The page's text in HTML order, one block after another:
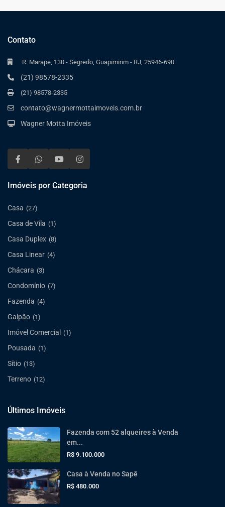
Contato
R. Marape, 130 - Segredo, Guapimirim - RJ, 25946-690
(21) 98578-2335
(21) 98578-2335
contato@wagnermottaimoveis.com.br
Wagner Motta Imóveis
Imóveis por Categoria
Casa (27)
Casa de Vila (1)
Casa Duplex (8)
Casa Linear (4)
Chácara (3)
Condomínio (7)
Fazenda (4)
Galpão (1)
Imóvel Comercial (1)
Pousada (1)
Sítio (13)
Terreno (12)
Últimos Imóveis
Fazenda com 52 alqueires à Venda
em...
R$ 9.100.000
Casa à Venda no Sapê
R$ 480.000